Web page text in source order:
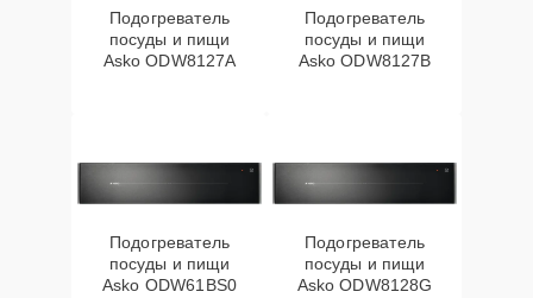
Подогреватель
посуды и пищи
Asko ODW8127A
Подогреватель
посуды и пищи
Asko ODW8127B
Подогреватель
посуды и пищи
Asko ODW61BS0
Подогреватель
посуды и пищи
Asko ODW8128G